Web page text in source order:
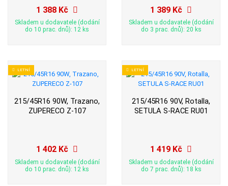
1 388 Kč
Skladem u dodavatele (dodání
do 10 prac. dnů): 12 ks
1 389 Kč
Skladem u dodavatele (dodání
do 3 prac. dnů): 20 ks
LETNÍ
215/45R16 90W, Trazano,
ZUPERECO Z-107
1 402 Kč
Skladem u dodavatele (dodání
do 10 prac. dnů): 12 ks
LETNÍ
215/45R16 90V, Rotalla,
SETULA S-RACE RU01
1 419 Kč
Skladem u dodavatele (dodání
do 7 prac. dnů): 18 ks